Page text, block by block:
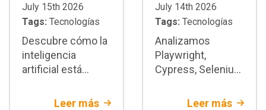
July 15th 2026
Tags: Tecnologías
Descubre cómo la
inteligencia
artificial está
automatización de
Leer más
July 14th 2026
Tags: Tecnologías
Analizamos
Playwright,
Cypress, Selenium
criterios técnicos
Leer más